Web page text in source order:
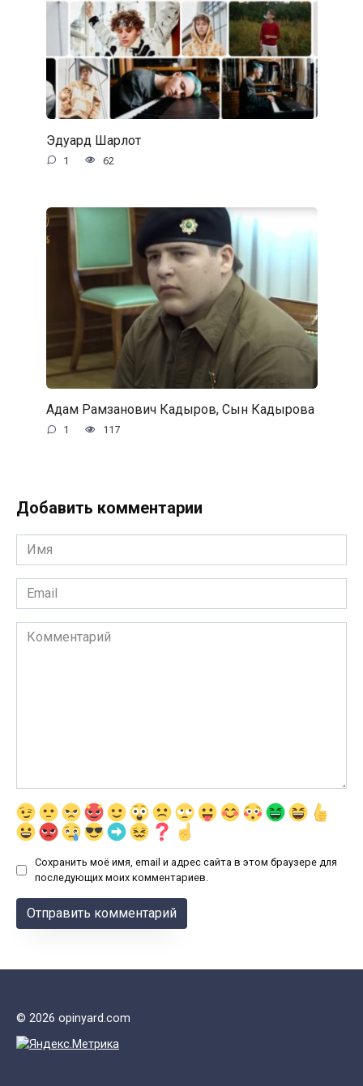
Эдуард Шарлот
1 62
Адам Рамзанович Кадыров, Сын Кадырова
1 117
Добавить комментарии
Имя
*
Email
*
Комментарий
Сохранить моё имя, email и адрес сайта в этом браузере для
последующих моих комментариев.
© 2026 opinyard.com